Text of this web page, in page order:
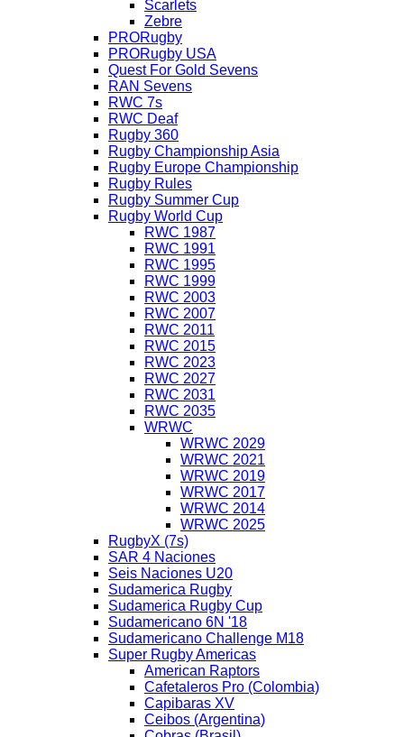
Scarlets
Zebre
PRORugby
PRORugby USA
Quest For Gold Sevens
RAN Sevens
RWC 7s
RWC Deaf
Rugby 360
Rugby Championship Asia
Rugby Europe Championship
Rugby Rules
Rugby Summer Cup
Rugby World Cup
RWC 1987
RWC 1991
RWC 1995
RWC 1999
RWC 2003
RWC 2007
RWC 2011
RWC 2015
RWC 2023
RWC 2027
RWC 2031
RWC 2035
WRWC
WRWC 2029
WRWC 2021
WRWC 2019
WRWC 2017
WRWC 2014
WRWC 2025
RugbyX (7s)
SAR 4 Naciones
Seis Naciones U20
Sudamerica Rugby
Sudamerica Rugby Cup
Sudamericano 6N '18
Sudamericano Challenge M18
Super Rugby Americas
American Raptors
Cafetaleros Pro (Colombia)
Capibaras XV
Ceibos (Argentina)